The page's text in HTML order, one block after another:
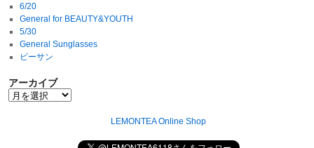
6/20
General for BEAUTY&YOUTH
5/30
General Sunglasses
ビーサン
アーカイブ
LEMONTEA Online Shop